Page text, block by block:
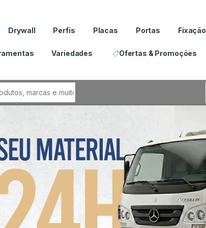
Drywall Perfis Placas Portas Fixação
Variedades Ofertas & Promoções